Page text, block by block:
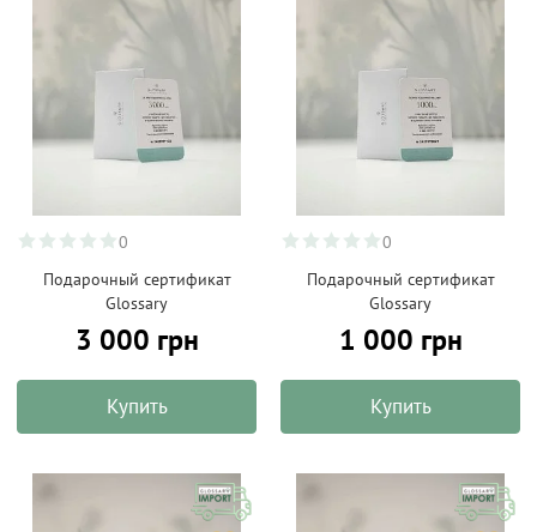
0
Подарочный сертификат
Glossary
3 000 грн
Купить
0
Подарочный сертификат
Glossary
1 000 грн
Купить